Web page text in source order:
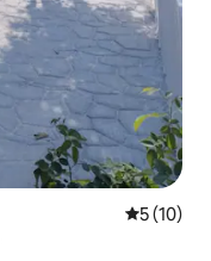
Note
5 (10)